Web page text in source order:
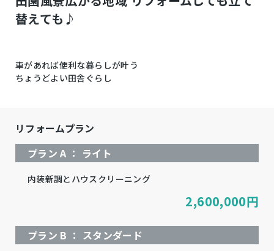
替えても♪
車があれば便利な暮らしが叶う
ちょうどよい田舎ぐらし
リフォームプラン
プラン A ： ライト
内装新調とハウスクリーニング
2,600,000円
プラン B ： スタンダード